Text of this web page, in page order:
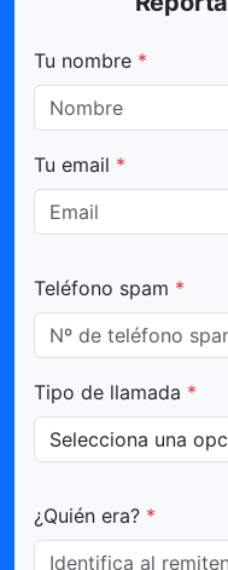
Tu nombre *
Tu email *
Teléfono spam *
Tipo de llamada *
¿Quién era? *